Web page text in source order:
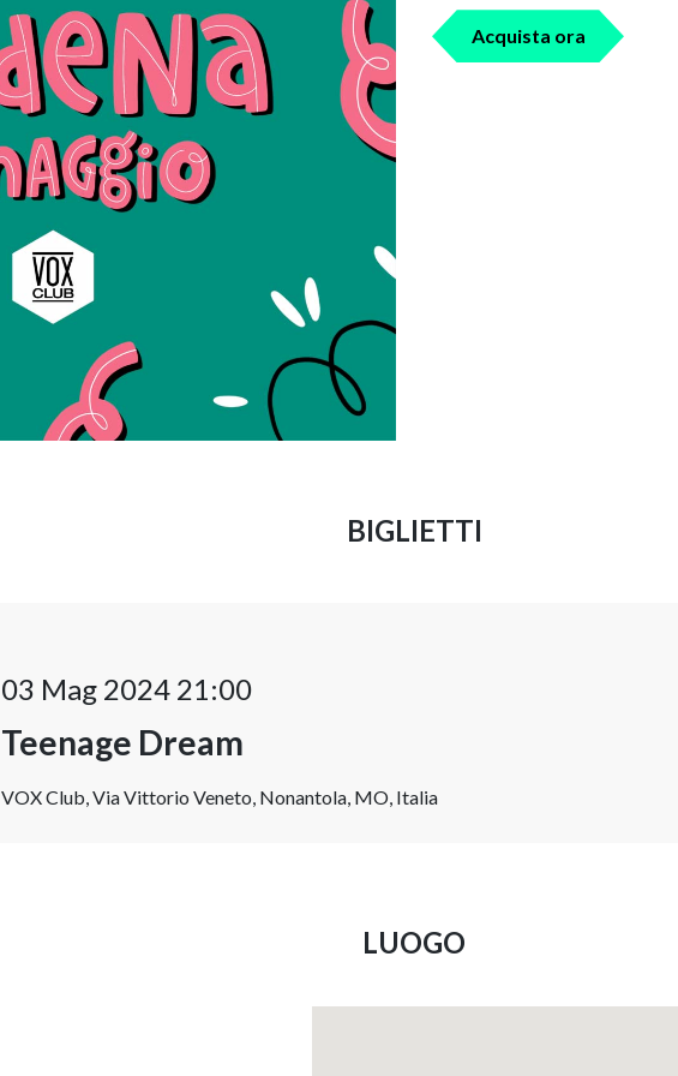
Acquista ora
BIGLIETTI
03 Mag 2024 21:00
Teenage Dream
VOX Club, Via Vittorio Veneto, Nonantola, MO, Italia
LUOGO